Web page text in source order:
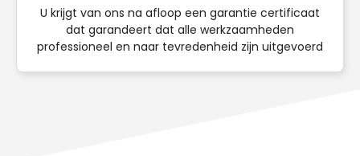
U krijgt van ons na afloop een garantie certificaat
dat garandeert dat alle werkzaamheden
professioneel en naar tevredenheid zijn uitgevoerd